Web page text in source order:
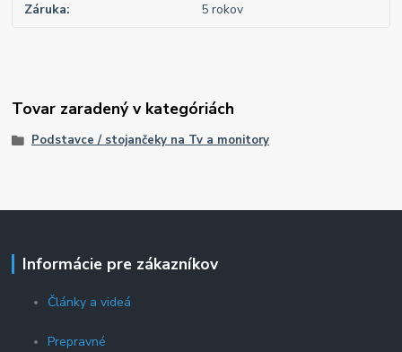
Záruka 5 rokov
Tovar zaradený v kategóriách
Podstavce / stojančeky na Tv a monitory
Informácie pre zákazníkov
Články a videá
Prepravné